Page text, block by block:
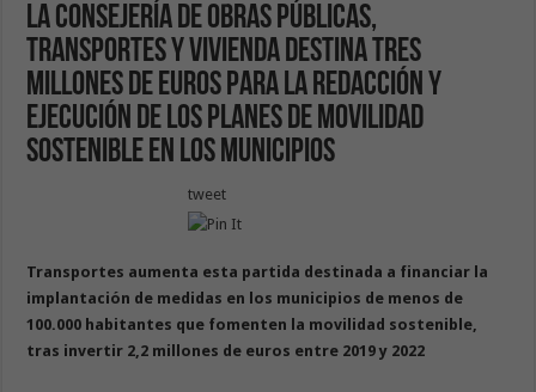
La Consejería de Obras Públicas,
Transportes y Vivienda destina tres
millones de euros para la redacción y
ejecución de los Planes de Movilidad
Sostenible en los municipios
tweet
Transportes aumenta esta partida destinada a financiar la
implantación de medidas en los municipios de menos de
100.000 habitantes que fomenten la movilidad sostenible,
tras invertir 2,2 millones de euros entre 2019 y 2022